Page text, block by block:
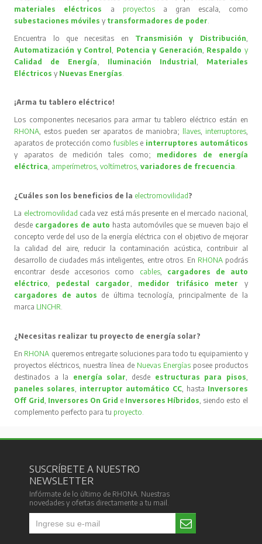
materiales eléctricos
a proyectos
a gran escala, como
subestaciones móvilesy transformadores de poder
Encuentra lo que necesitas en Transmisión y Distribución
Automatización y Control
Potencia y Generación Respaldo y
Calidad de Energía
Iluminación Industrial
Materiales
Eléctricos y Nuevas Energías
¡Arma tu tablero eléctrico!
Los componentes necesarios para armar tu tablero eléctrico están en
RHONA , estos pueden ser aparatos de maniobra; llaves, interruptores,
aparatos de protección comofusibles e interruptores automáticos
y aparatos de medición tales como; medidores de energía
eléctrica amperímetros ,voltímetros ,variadores de frecuencia
¿Cuáles son los beneficios de la electromovilidad?
La electromovilidad cada vez está más presente en el mercado nacional,
desde cargadores de auto hasta automóviles que se mueven bajo el
concepto verde del uso de la energía eléctrica con el objetivo de mejorar
la calidad del aire, reducir la contaminación acústica, contribuir al
desarrollo de ciudades más inteligentes, entre otros. En RHONA podrás
encontrar desde accesorios como cables, cargadores de auto
eléctrico
pedestal cargador medidor trifásico meter
y
cargadores de autos de última tecnología, principalmente de la
marca LINCHR
¿Necesitas realizar tu proyecto de energía solar?
En RHONA queremos entregarte soluciones para todo tu equipamiento y
proyectos eléctricos, nuestra línea de Nuevas Energíasposee productos
destinados a la energía solar , desde estructuras para pisos
paneles solares
interruptor automático CC, hasta Inversores
Off Grid Inversores On Grid e Inversores Híbridos , siendo esto el
complemento perfecto para tu proyecto
SUSCRÍBETE A NUESTRO
NEWSLETTER
Infórmate de lo último de RHONA. Nuestras
novedades y ofertas directamente a tu mail.